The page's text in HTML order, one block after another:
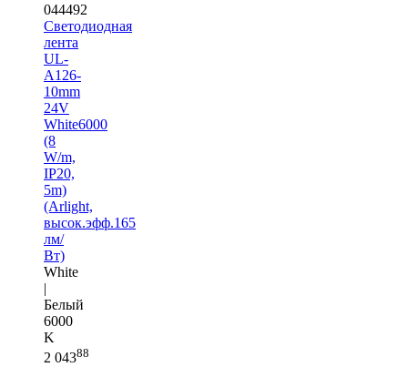
044492
Светодиодная
лента
UL-
A126-
10mm
24V
White6000
(8
W/m,
IP20,
5m)
(Arlight,
высок.эфф.165
лм/
Вт)
White
|
Белый
6000
K
2 04388